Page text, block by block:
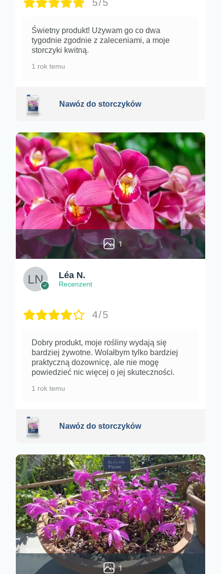
5/5
Świetny produkt! Używam go co dwa
tygodnie zgodnie z zaleceniami, a moje
storczyki kwitną.
1 rok temu
Nawóz do storczyków
1
Léa N.
Recenzent
4/5
Dobry produkt, moje rośliny wydają się
bardziej żywotne. Wolałbym tylko bardziej
praktyczną dozownicę, ale nie mogę
powiedzieć nic więcej o jej skuteczności.
1 rok temu
Nawóz do storczyków
1